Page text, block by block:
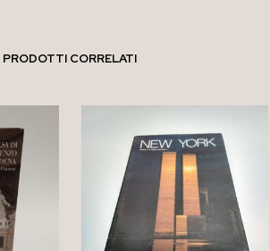
PRODOTTI CORRELATI